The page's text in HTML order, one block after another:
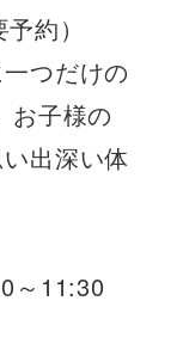
約）
つだけの
お子様の
出深い体
～11:30